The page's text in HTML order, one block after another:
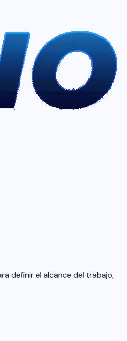
definir el alcance del trabajo,